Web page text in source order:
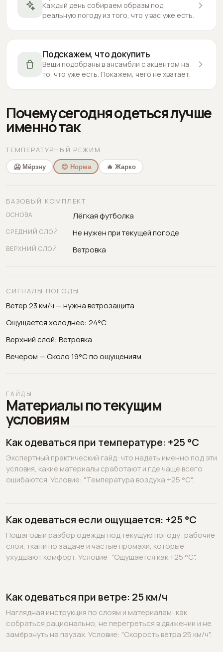
Каждый день собираем образы под
реальную погоду из того, что у вас уже есть.
Подскажем, что докупить
Вещи подобраны в ансамбли с акцентом на
то, что уже есть. Покажем, чего не хватает.
Почему сегодня одеться лучше
именно так
ТЕМПЕРАТУРНЫЙ РЕЖИМ
🥶 Мёрзну 😊 Норма 🔥 Жарко
БАЗОВЫЙ КОМПЛЕКТ
ОСНОВА Лёгкая футболка
СРЕДНИЙ СЛОЙ Не нужен при текущей погоде
ВЕРХНИЙ СЛОЙ Ветровка
СИГНАЛЫ ПОГОДЫ
Ветер 23 км/ч — нужна ветрозащита
Ощущается холоднее: 24°C
Верхний слой: Ветровка
Вечером — Около 19°C по ощущениям
ГАЙДЫ
Материалы по текущим
условиям
Как одеваться при температуре: +25 °C
Экспертный практический гайд: что надеть именно под эти
условия, какие материалы сработают и где чаще всего
ошибаются. Условие: "Температура воздуха +25 °C".
Как одеваться если ощущается: +25 °C
Пошаговый разбор одежды под текущую погоду: рабочие
слои, ткани по задаче и частые промахи, которые
ухудшают комфорт. Условие: "Ощущается как +25 °C".
Как одеваться при ветре: 25 км/ч
Наглядная инструкция по слоям и материалам: как
собраться рационально, не перегреться в движении и не
замёрзнуть на паузах. Условие: "Скорость ветра 25 км/ч".